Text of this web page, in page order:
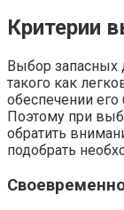
Критерии
Выбор запасных
такого как
обеспечении
Поэтому при
обратить
подобрать